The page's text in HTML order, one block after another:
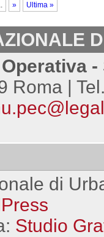
» Ultima »
Roma |
di
Studio